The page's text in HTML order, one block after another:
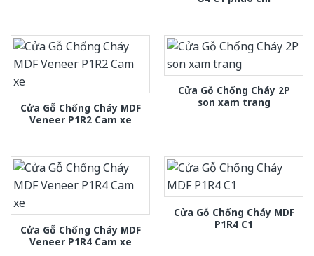
Cửa Gỗ Chống Cháy MDF
Veneer P1R2 Cam xe
Cửa Gỗ Chống Cháy 2P
son xam trang
Cửa Gỗ Chống Cháy MDF
Veneer P1R4 Cam xe
Cửa Gỗ Chống Cháy MDF
P1R4 C1